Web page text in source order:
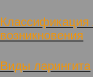
Классификация
возникновения
Виды ларингита